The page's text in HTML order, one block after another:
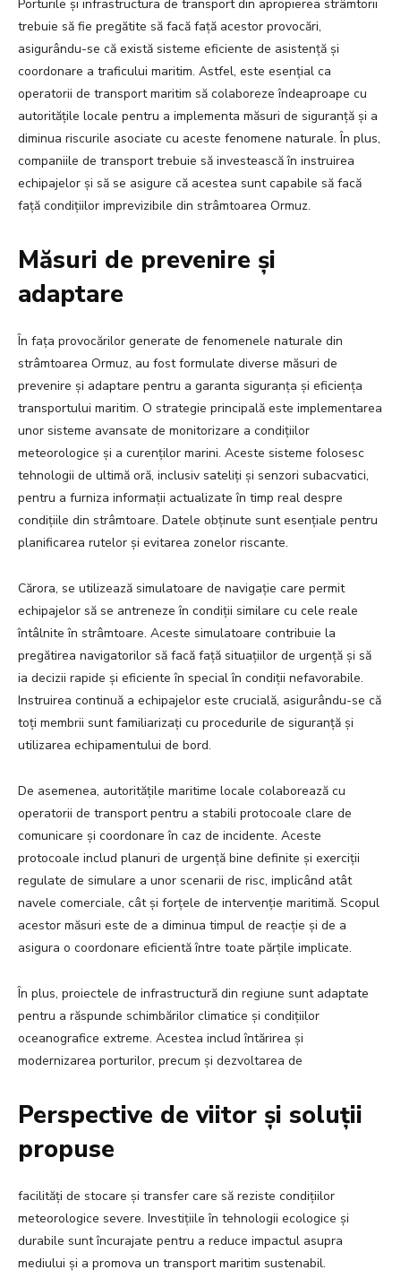
Porturile și infrastructura de transport din apropierea strâmtorii
trebuie să fie pregătite să facă față acestor provocări,
asigurându-se că există sisteme eficiente de asistență și
coordonare a traficului maritim. Astfel, este esențial ca
operatorii de transport maritim să colaboreze îndeaproape cu
autoritățile locale pentru a implementa măsuri de siguranță și a
diminua riscurile asociate cu aceste fenomene naturale. În plus,
companiile de transport trebuie să investească în instruirea
echipajelor și să se asigure că acestea sunt capabile să facă
față condițiilor imprevizibile din strâmtoarea Ormuz.
Măsuri de prevenire și
adaptare
În fața provocărilor generate de fenomenele naturale din
strâmtoarea Ormuz, au fost formulate diverse măsuri de
prevenire și adaptare pentru a garanta siguranța și eficiența
transportului maritim. O strategie principală este implementarea
unor sisteme avansate de monitorizare a condițiilor
meteorologice și a curenților marini. Aceste sisteme folosesc
tehnologii de ultimă oră, inclusiv sateliți și senzori subacvatici,
pentru a furniza informații actualizate în timp real despre
condițiile din strâmtoare. Datele obținute sunt esențiale pentru
planificarea rutelor și evitarea zonelor riscante.
Cărora, se utilizează simulatoare de navigație care permit
echipajelor să se antreneze în condiții similare cu cele reale
întâlnite în strâmtoare. Aceste simulatoare contribuie la
pregătirea navigatorilor să facă față situațiilor de urgență și să
ia decizii rapide și eficiente în special în condiții nefavorabile.
Instruirea continuă a echipajelor este crucială, asigurându-se că
toți membrii sunt familiarizați cu procedurile de siguranță și
utilizarea echipamentului de bord.
De asemenea, autoritățile maritime locale colaborează cu
operatorii de transport pentru a stabili protocoale clare de
comunicare și coordonare în caz de incidente. Aceste
protocoale includ planuri de urgență bine definite și exerciții
regulate de simulare a unor scenarii de risc, implicând atât
navele comerciale, cât și forțele de intervenție maritimă. Scopul
acestor măsuri este de a diminua timpul de reacție și de a
asigura o coordonare eficientă între toate părțile implicate.
În plus, proiectele de infrastructură din regiune sunt adaptate
pentru a răspunde schimbărilor climatice și condițiilor
oceanografice extreme. Acestea includ întărirea și
modernizarea porturilor, precum și dezvoltarea de
Perspective de viitor și soluții
propuse
facilități de stocare și transfer care să reziste condițiilor
meteorologice severe. Investițiile în tehnologii ecologice și
durabile sunt încurajate pentru a reduce impactul asupra
mediului și a promova un transport maritim sustenabil.